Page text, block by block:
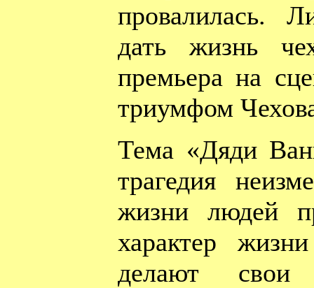
провалилась.
дать жизнь
премьера на
триумфом
Тема «Дяди
трагедия
жизни людей
характер
делают свои